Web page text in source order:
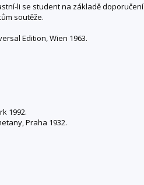
li se student na základě
soutěže.
Edition, Wien 1963.
1992.
Praha 1932.